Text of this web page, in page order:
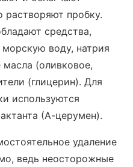
растворяют пробку.
средства,
воду, натрия
масла (оливковое,
(глицерин). Для
используются
(А-церумен).
удаление
ведь неосторожные